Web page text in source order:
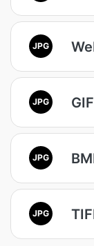
JPG
JPG
JPG
JPG